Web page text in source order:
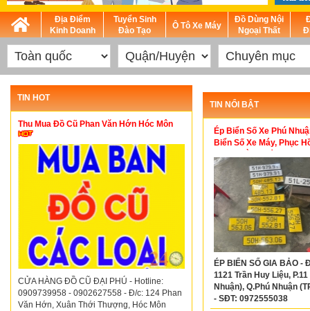
Địa Điểm
Kinh Doanh
Tuyển Sinh
Đào Tạo
Ô Tô Xe Máy
Đồ Dùng Nội
Ngoại Thất
TIN HOT
Thu Mua Đồ Cũ Phan Văn Hớn Hóc Môn
CỬA HÀNG ĐỒ CŨ ĐẠI PHÚ - Hotline:
0909739958 - 0902627558 - Đ/c: 124 Phan
Văn Hớn, Xuân Thới Thượng, Hóc Môn
TIN NỔI BẬT
Ép Biển Số Xe Phú
Biển Số Xe Máy, Phục
ÉP BIỂN SỐ GIA BẢO -
1121 Trần Huy Liệu, P.11
Nhuận), Q.Phú Nhuận
- SĐT: 0972555038